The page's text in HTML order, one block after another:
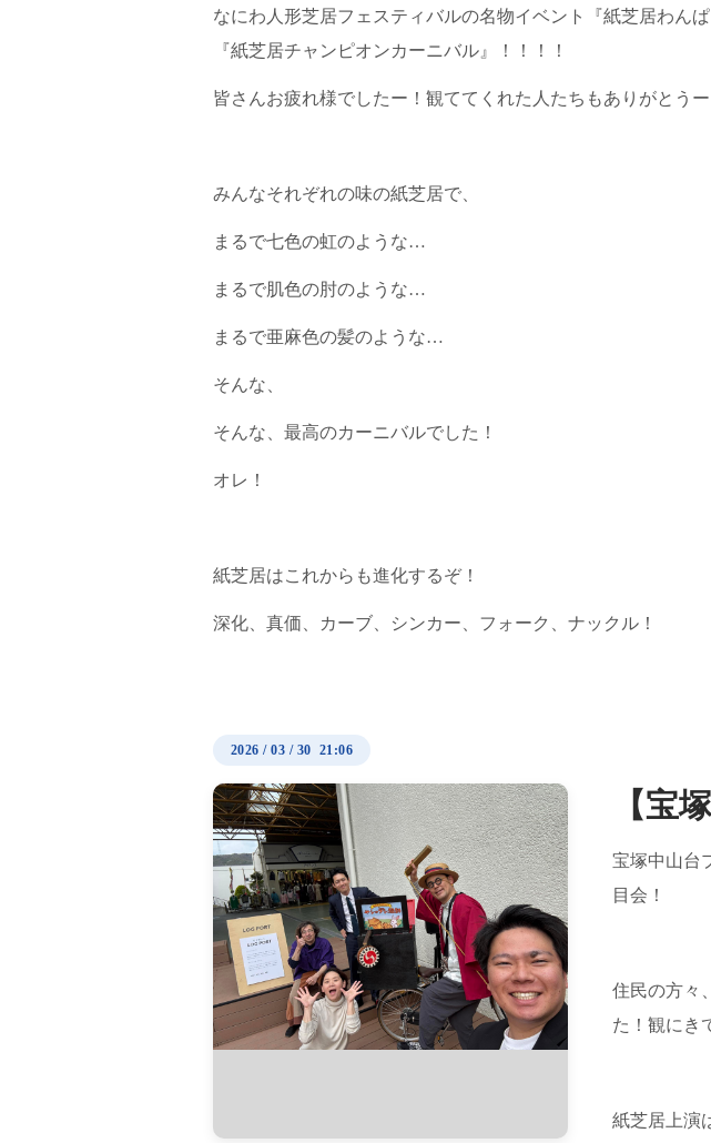
なにわ人形芝居フェスティバルの名物イベント『紙芝居わん
『紙芝居チャンピオンカーニバル』！！！！
皆さんお疲れ様でしたー！観ててくれた人たちもありがとうー
みんなそれぞれの味の紙芝居で、
まるで七色の虹のような…
まるで肌色の肘のような…
まるで亜麻色の髪のような…
そんな、
そんな、最高のカーニバルでした！
オレ！
紙芝居はこれからも進化するぞ！
深化、真価、カーブ、シンカー、フォーク、ナックル！
2026 /03 / 30 21:06
【宝
宝塚中山台
目会！
住民の方々
た！観にき
紙芝居上演